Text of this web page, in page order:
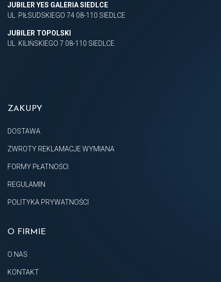
JUBILER YES GALERIA SIEDLCE
UL. PIŁSUDSKIEGO 74 08-110 SIEDLCE
JUBILER TOPOLSKI
UL. KILIŃSKIEGO 7 08-110 SIEDLCE
ZAKUPY
DOSTAWA
ZWROTY REKLAMACJE WYMIANA
FORMY PŁATNOŚCI
REGULAMIN
POLITYKA PRYWATNOŚCI
O FIRMIE
O NAS
KONTAKT